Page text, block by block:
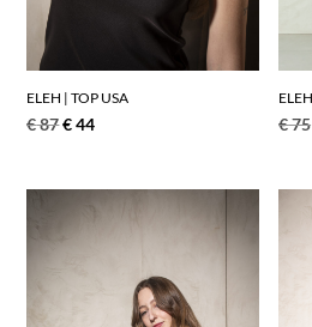
ELEH | TOP USA
€87€44 €75